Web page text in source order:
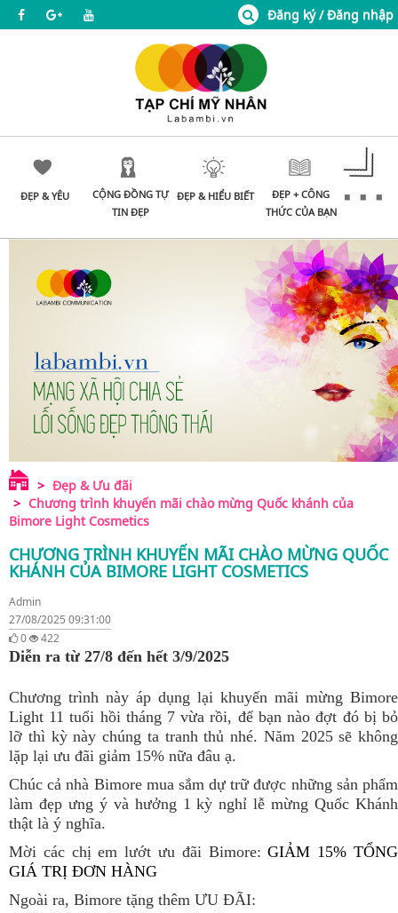
Đăng ký / Đăng nhập
ĐẸP & YÊU
CỘNG ĐỒNG TỰ
TIN ĐẸP
ĐẸP & HIỂU BIẾT
ĐẸP + CÔNG
THỨC CỦA BẠN
Đẹp & Ưu đãi
Chương trình khuyến mãi chào mừng Quốc khánh của
Bimore Light Cosmetics
CHƯƠNG TRÌNH KHUYẾN MÃI CHÀO MỪNG QUỐC
KHÁNH CỦA BIMORE LIGHT COSMETICS
Admin
27/08/2025 09:31:00
0
422
Diễn ra từ 27/8 đến hết 3/9/2025
Chương trình này áp dụng lại khuyến mãi mừng Bimore
Light 11 tuổi hồi tháng 7 vừa rồi, để bạn nào đợt đó bị bỏ
lỡ thì kỳ này chúng ta tranh thủ nhé. Năm 2025 sẽ không
lặp lại ưu đãi giảm 15% nữa đâu ạ.
Chúc cả nhà Bimore mua sắm dự trữ được những sản phẩm
làm đẹp ưng ý và hưởng 1 kỳ nghỉ lễ mừng Quốc Khánh
thật là ý nghĩa.
Mời các chị em lướt ưu đãi Bimore: GIẢM 15% TỔNG
GIÁ TRỊ ĐƠN HÀNG
Ngoài ra, Bimore tặng thêm ƯU ĐÃI: